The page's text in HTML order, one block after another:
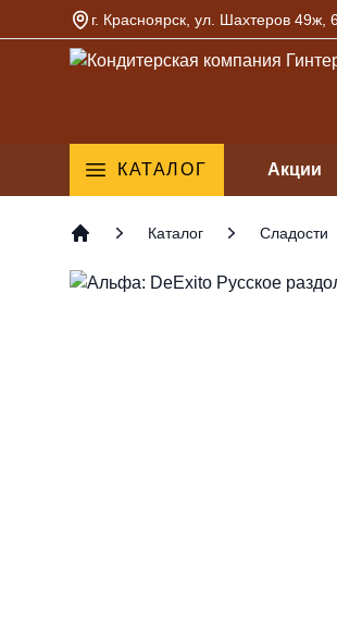
г. Красноярск, ул. Шахтеров 49ж,
КАТАЛОГ Акции
Каталог Сладости